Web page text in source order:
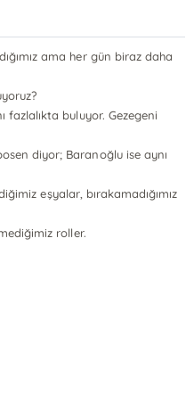
ama her gün biraz daha
fazlalıkta buluyor. Gezegeni
diyor; Baranoğlu ise aynı
eşyalar, bırakamadığımız
roller.